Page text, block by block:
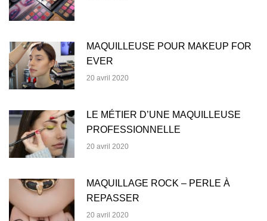
MAQUILLEUSE POUR MAKEUP FOR
EVER
20 avril 2020
LE MÉTIER D’UNE MAQUILLEUSE
PROFESSIONNELLE
20 avril 2020
MAQUILLAGE ROCK – PERLE À
REPASSER
20 avril 2020